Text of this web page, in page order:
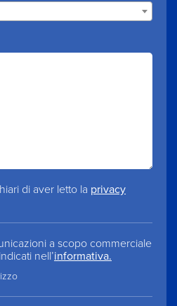
di aver letto la privacy
a scopo commerciale
nell’informativa.